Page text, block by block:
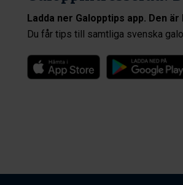
Ladda ner Galopptips app. Den
Du får tips till samtliga svenska